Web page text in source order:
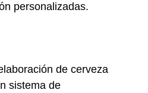
personalizadas.
de cerveza
sistema de